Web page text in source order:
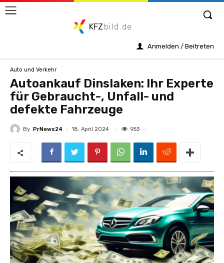
KFZ bild.de
Anmelden / Beitreten
Auto und Verkehr
Autoankauf Dinslaken: Ihr Experte
für Gebraucht-, Unfall- und
defekte Fahrzeuge
By PrNews24 18. April 2024 953